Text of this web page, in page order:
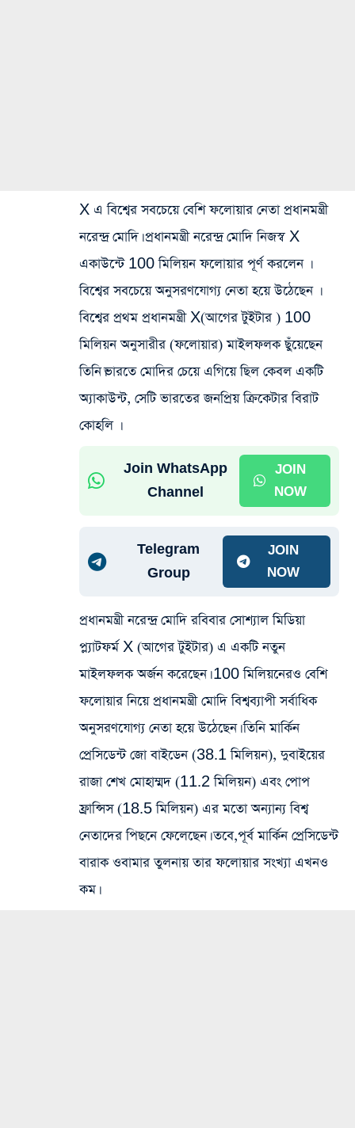
X এ বিশ্বের সবচেয়ে বেশি ফলোয়ার নেতা প্রধানমন্ত্রী
নরেন্দ্র মোদি। প্রধানমন্ত্রী নরেন্দ্র মোদি নিজস্ব X
একাউন্টে 100 মিলিয়ন ফলোয়ার পূর্ণ করলেন ।
বিশ্বের সবচেয়ে অনুসরণযোগ্য নেতা হয়ে উঠেছেন ।
বিশ্বের প্রথম প্রধানমন্ত্রী X(আগের টুইটার ) 100
মিলিয়ন অনুসারীর (ফলোয়ার) মাইলফলক ছুঁয়েছেন
তিনি।ভারতে মোদির চেয়ে এগিয়ে ছিল কেবল একটি
অ্যাকাউন্ট, সেটি ভারতের জনপ্রিয় ক্রিকেটার বিরাট
কোহলি ।
Join WhatsApp
Channel
JOIN
NOW
Telegram
Group
JOIN
NOW
প্রধানমন্ত্রী নরেন্দ্র মোদি রবিবার সোশ্যাল মিডিয়া
প্ল্যাটফর্ম X (আগের টুইটার) এ একটি নতুন
মাইলফলক অর্জন করেছেন। 100 মিলিয়নেরও বেশি
ফলোয়ার নিয়ে প্রধানমন্ত্রী মোদি বিশ্বব্যাপী সর্বাধিক
অনুসরণযোগ্য নেতা হয়ে উঠেছেন। তিনি মার্কিন
প্রেসিডেন্ট জো বাইডেন (38.1 মিলিয়ন), দুবাইয়ের
রাজা শেখ মোহাম্মদ (11.2 মিলিয়ন) এবং পোপ
ফ্রান্সিস (18.5 মিলিয়ন) এর মতো অন্যান্য বিশ্ব
নেতাদের পিছনে ফেলেছেন। তবে,পূর্ব মার্কিন প্রেসিডেন্ট
বারাক ওবামার তুলনায় তার ফলোয়ার সংখ্যা এখনও
কম।